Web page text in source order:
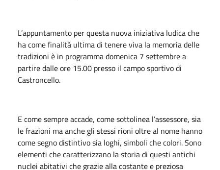
L’appuntamento per questa nuova iniziativa ludica che
ha come finalità ultima di tenere viva la memoria delle
tradizioni è in programma domenica 7 settembre a
partire dalle ore 15.00 presso il campo sportivo di
Castroncello.
E come sempre accade, come sottolinea l’assessore, sia
le frazioni ma anche gli stessi rioni oltre al nome hanno
come segno distintivo sia loghi, simboli che colori. Sono
elementi che caratterizzano la storia di questi antichi
nuclei abitativi che grazie alla costante e preziosa